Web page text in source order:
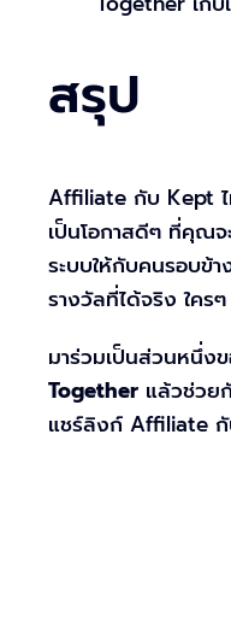
สรุป
Affiliate กับ Kept ไ
เป็นโอกาสดีๆ ที่คุณจ
ระบบให้กับคนรอบข้
รางวัลที่ได้จริง ใคร
มาร่วมเป็นส่วนหนึ่ง
Together แล้วช่วย
แชร์ลิงก์ Affiliate